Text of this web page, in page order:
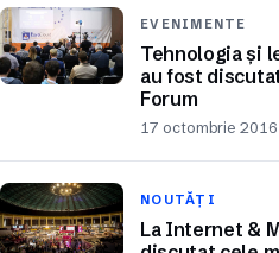
EVENIMENTE
Tehnologia și
au fost
Forum
17 octombrie 2016
NOUTĂȚI
La Internet &